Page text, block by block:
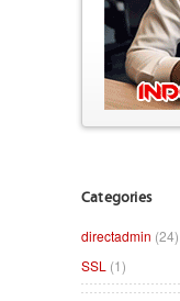
Categories
directadmin (24)
SSL (1)